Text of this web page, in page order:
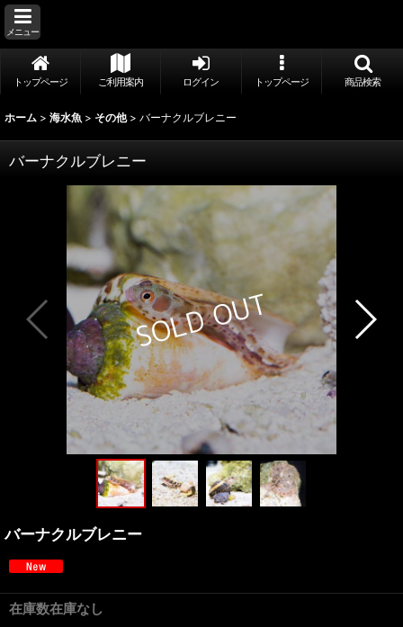
メニュー
トップページ ご利用案内 ログイン トップページ 商品検索
ホーム > 海水魚 > その他 > バーナクルブレニー
バーナクルブレニー
バーナクルブレニー
在庫数在庫なし